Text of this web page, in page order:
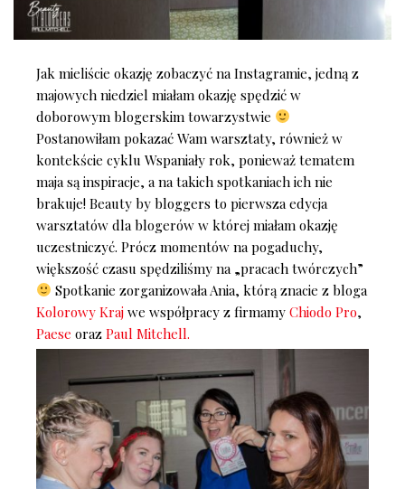
Jak mieliście okazję zobaczyć na Instagramie, jedną z
majowych niedziel miałam okazję spędzić w
doborowym blogerskim towarzystwie
Postanowiłam pokazać Wam warsztaty, również w
kontekście cyklu Wspaniały rok, ponieważ tematem
maja są inspiracje, a na takich spotkaniach ich nie
brakuje! Beauty by bloggers to pierwsza edycja
warsztatów dla blogerów w której miałam okazję
uczestniczyć. Prócz momentów na pogaduchy,
większość czasu spędziliśmy na „pracach twórczych”
Spotkanie zorganizowała Ania, którą znacie z bloga
Kolorowy Kraj we współpracy z firmamy Chiodo Pro,
Paese oraz Paul Mitchell.